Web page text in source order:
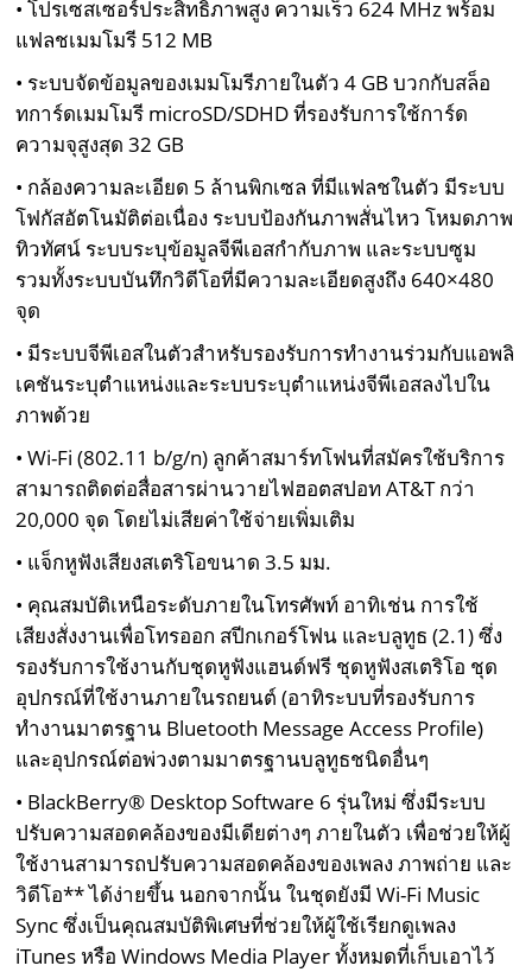
• โปรเซสเซอร์ประสิทธิภาพสูง ความเร็ว 624 MHz พร้อม
แฟลชเมมโมรี 512 MB
• ระบบจัดข้อมูลของเมมโมรีภายในตัว 4 GB บวกกับสล็อ
ทการ์ดเมมโมรี microSD/SDHD ที่รองรับการใช้การ์ด
ความจุสูงสุด 32 GB
• กล้องความละเอียด 5 ล้านพิกเซล ที่มีแฟลชในตัว มีระบบ
โฟกัสอัตโนมัติต่อเนื่อง ระบบป้องกันภาพสั่นไหว โหมดภาพ
ทิวทัศน์ ระบบระบุข้อมูลจีพีเอสกำกับภาพ และระบบซูม
รวมทั้งระบบบันทึกวิดีโอที่มีความละเอียดสูงถึง 640×480
จุด
• มีระบบจีพีเอสในตัวสำหรับรองรับการทำงานร่วมกับแอพลิ
เคชันระบุตำแหน่งและระบบระบุตำแหน่งจีพีเอสลงไปใน
ภาพด้วย
• Wi-Fi (802.11 b/g/n) ลูกค้าสมาร์ทโฟนที่สมัครใช้บริการ
สามารถติดต่อสื่อสารผ่านวายไฟฮอตสปอท AT&T กว่า
20,000 จุด โดยไม่เสียค่าใช้จ่ายเพิ่มเติม
• แจ็กหูฟังเสียงสเตริโอขนาด 3.5 มม.
• คุณสมบัติเหนือระดับภายในโทรศัพท์ อาทิเช่น การใช้
เสียงสั่งงานเพื่อโทรออก สปีกเกอร์โฟน และบลูทูธ (2.1) ซึ่ง
รองรับการใช้งานกับชุดหูฟังแฮนด์ฟรี ชุดหูฟังสเตริโอ ชุด
อุปกรณ์ที่ใช้งานภายในรถยนต์ (อาทิระบบที่รองรับการ
ทำงานมาตรฐาน Bluetooth Message Access Profile)
และอุปกรณ์ต่อพ่วงตามมาตรฐานบลูทูธชนิดอื่นๆ
• BlackBerry® Desktop Software 6 รุ่นใหม่ ซึ่งมีระบบ
ปรับความสอดคล้องของมีเดียต่างๆ ภายในตัว เพื่อช่วยให้ผู้
ใช้งานสามารถปรับความสอดคล้องของเพลง ภาพถ่าย และ
วิดีโอ** ได้ง่ายขึ้น นอกจากนั้น ในชุดยังมี Wi-Fi Music
Sync ซึ่งเป็นคุณสมบัติพิเศษที่ช่วยให้ผู้ใช้เรียกดูเพลง
iTunes หรือ Windows Media Player ทั้งหมดที่เก็บเอาไว้